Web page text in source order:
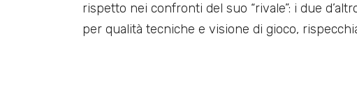
rispetto nei confronti del suo “rivale”: i due
per qualità tecniche e visione di gioco,